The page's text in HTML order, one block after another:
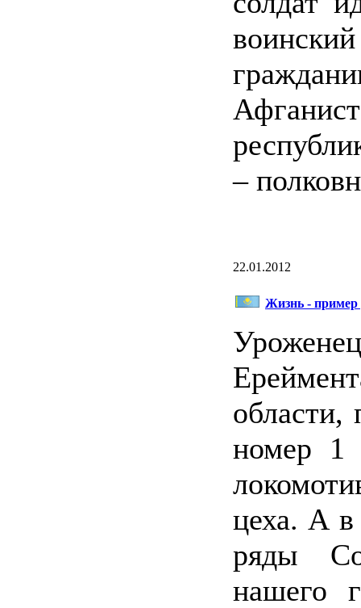
воинский
–
22.01.2012
Жизнь - пример
области,
номер 1
цеха. А
ряды
нашего